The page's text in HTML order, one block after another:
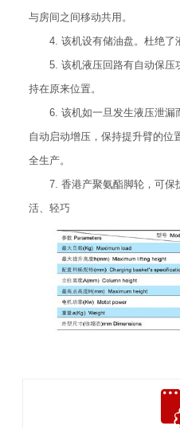
与房间之间移动共用。
4. 该机设有储油盘。杜绝了
5. 该机液压回路有自动保压
持在原来位置。
6. 该机如一旦发生液压泄漏
自动启动增压，保持提升臂的位
全生产。
7. 香港产聚氨酯脚轮，可保
活、轻巧